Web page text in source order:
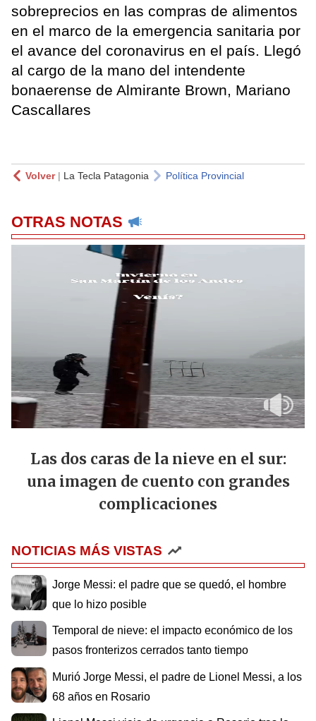
sobreprecios en las compras de alimentos
en el marco de la emergencia sanitaria por
el avance del coronavirus en el país. Llegó
al cargo de la mano del intendente
bonaerense de Almirante Brown, Mariano
Cascallares
Volver| La Tecla Patagonia Política Provincial
OTRAS NOTAS
Las dos caras de la nieve en el sur:
una imagen de cuento con grandes
complicaciones
NOTICIAS MÁS VISTAS
Jorge Messi: el padre que se quedó, el hombre
que lo hizo posible
Temporal de nieve: el impacto económico de los
pasos fronterizos cerrados tanto tiempo
Murió Jorge Messi, el padre de Lionel Messi, a los
68 años en Rosario